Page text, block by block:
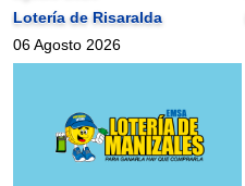
Lotería de Risaralda
06 Agosto 2026